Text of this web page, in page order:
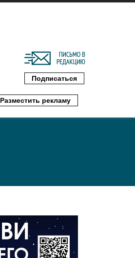
Подписаться
Разместить рекламу